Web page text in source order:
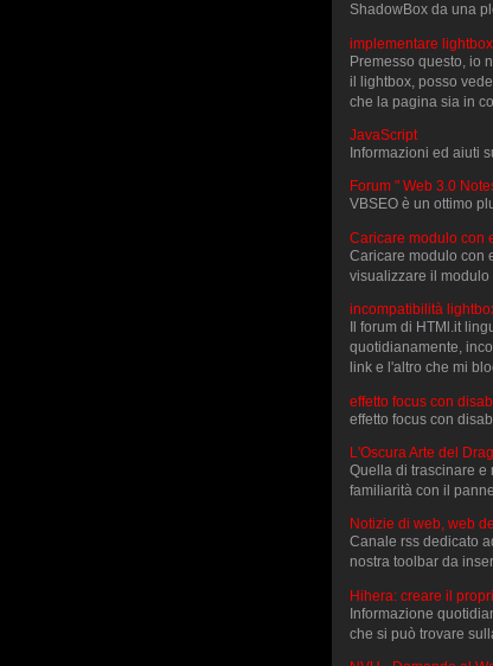
ShadowBox da una
implementare
Premesso questo, io
il lightbox, posso
che la pagina sia in
JavaScript
Informazioni ed aiuti
Forum " Web 3.0
VBSEO è un ottimo
Caricare modulo con
Caricare modulo con
visualizzare il
incompatibilità
Il forum di HTMl.it
quotidianamente,
link e l'altro che mi
effetto focus con
effetto focus con
L'Oscura Arte del
Quella di trascinare e
familiarità con il
Notizie di web, web
Canale rss dedicato
nostra toolbar da
Hihera: creare il
Informazione
che si può trovare